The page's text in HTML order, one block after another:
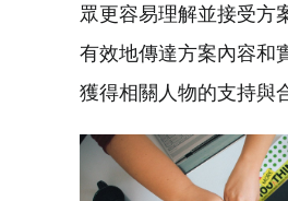
眾更容易理解並接受方
有效地傳達方案內容和
獲得相關人物的支持與